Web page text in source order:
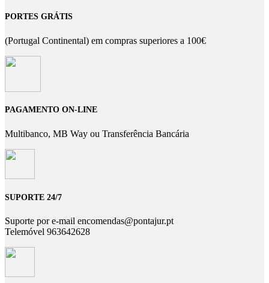
PORTES GRÁTIS
(Portugal Continental) em compras superiores a 100€
PAGAMENTO ON-LINE
Multibanco, MB Way ou Transferência Bancária
SUPORTE 24/7
Suporte por e-mail encomendas@pontajur.pt
Telemóvel 963642628